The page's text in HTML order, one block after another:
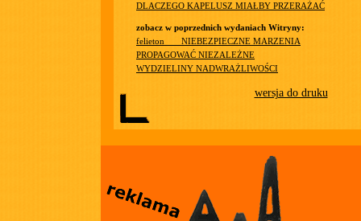
DLACZEGO KAPELUSZ MIAŁBY PRZERAŻAĆ
zobacz w poprzednich wydaniach Witryny:
felieton ___NIEBEZPIECZNE MARZENIA
PROPAGOWAĆ NIEZALEŻNE
WYDZIELINY NADWRAŻLIWOŚCI
wersja do druku